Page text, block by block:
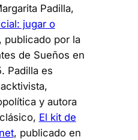
Padilla,
jugar o
publicado por la
de Sueños en
Padilla es
y autora
El kit de
, publicado en